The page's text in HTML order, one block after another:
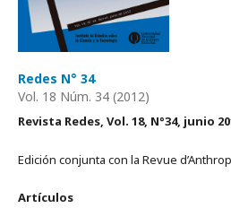
Redes N° 34
Vol. 18 Núm. 34 (2012)
Revista Redes, Vol. 18, N°34, junio
Edición conjunta con la Revue
Artículos